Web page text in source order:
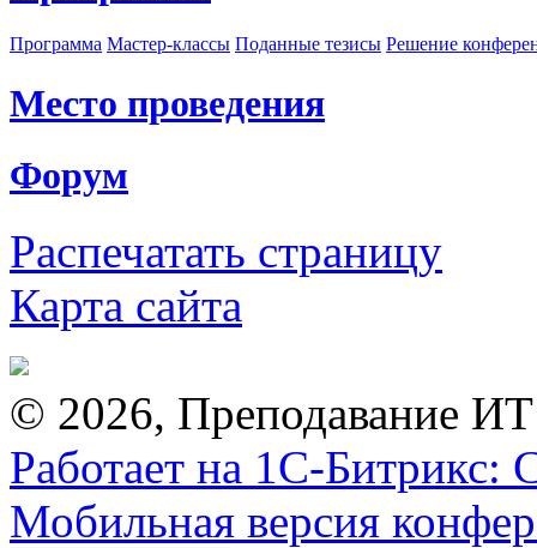
Программа Мастер-классы Поданные тезисы Решение
Место проведения
Форум
Распечатать страницу
Карта сайта
© 2026, Преподавание
Работает на 1С-Битрикс:
Мобильная версия